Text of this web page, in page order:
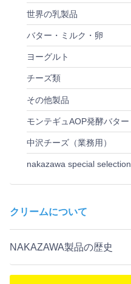
世界の乳製品
バター・ミルク・卵
ヨーグルト
チーズ類
その他製品
モンテギュAOP発酵バター
中沢チーズ（業務用）
nakazawa special selection
クリームについて
NAKAZAWA製品の歴史